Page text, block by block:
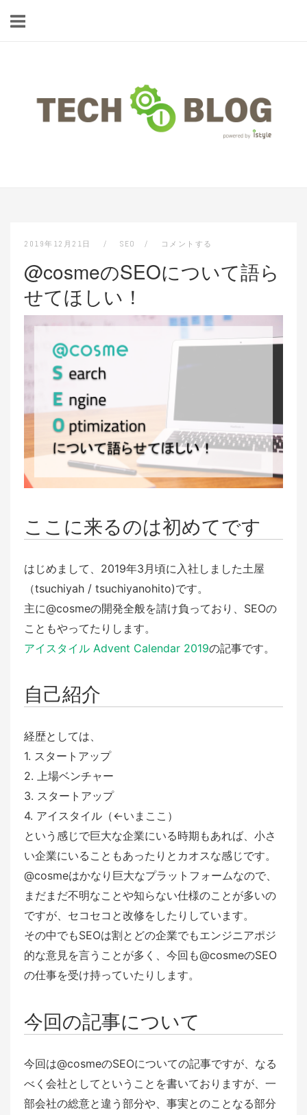
2019年12月21日 SEO コメントする
@cosmeのSEOについて語ら
せてほしい！
ここに来るのは初めてです
はじめまして、2019年3月頃に入社しました土屋
（tsuchiyah / tsuchiyanohito)です。
主に@cosmeの開発全般を請け負っており、SEOの
こともやってたりします。
アイスタイル Advent Calendar 2019の記事です。
自己紹介
経歴としては、
1. スタートアップ
2. 上場ベンチャー
3. スタートアップ
4. アイスタイル（←いまここ）
という感じで巨大な企業にいる時期もあれば、小さ
い企業にいることもあったりとカオスな感じです。
@cosmeはかなり巨大なプラットフォームなので、
まだまだ不明なことや知らない仕様のことが多いの
ですが、セコセコと改修をしたりしています。
その中でもSEOは割とどの企業でもエンジニアポジ
的な意見を言うことが多く、今回も@cosmeのSEO
の仕事を受け持っていたりします。
今回の記事について
今回は@cosmeのSEOについての記事ですが、なる
べく会社としてということを書いておりますが、一
部会社の総意と違う部分や、事実とのことなる部分